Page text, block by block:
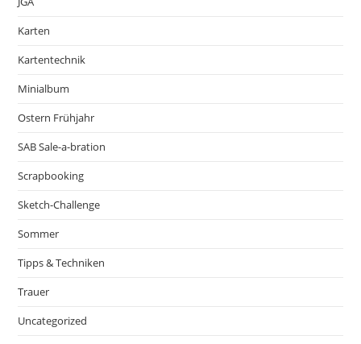
Karten
Kartentechnik
Minialbum
Ostern Frühjahr
SAB Sale-a-bration
Scrapbooking
Sketch-Challenge
Sommer
Tipps & Techniken
Trauer
Uncategorized